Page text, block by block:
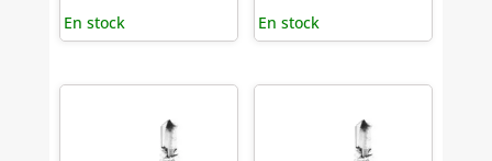
En stock En stock